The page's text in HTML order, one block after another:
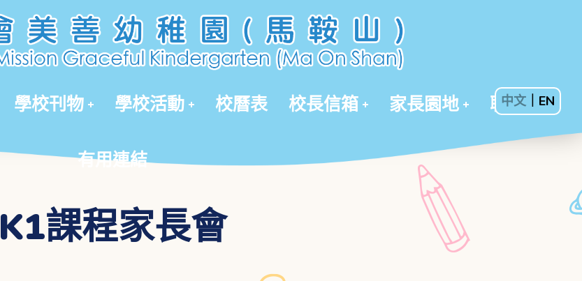
學校刊物 學校活動 校曆表 校長信箱 家長園地 聯絡我們
有用連結
中文 EN
有用連結
K1課程家長會